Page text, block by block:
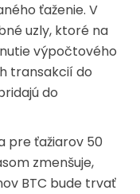
ťaženie. V
uzly, ktoré na
výpočtového
transakcií do
do
pre ťažiarov 50
zmenšuje,
BTC bude trvať